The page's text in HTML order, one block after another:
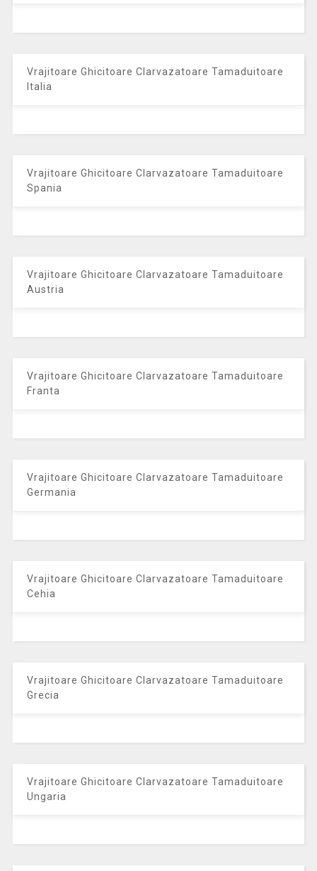
Vrajitoare Ghicitoare Clarvazatoare Tamaduitoare
Italia
Vrajitoare Ghicitoare Clarvazatoare Tamaduitoare
Spania
Vrajitoare Ghicitoare Clarvazatoare Tamaduitoare
Austria
Vrajitoare Ghicitoare Clarvazatoare Tamaduitoare
Franta
Vrajitoare Ghicitoare Clarvazatoare Tamaduitoare
Germania
Vrajitoare Ghicitoare Clarvazatoare Tamaduitoare
Cehia
Vrajitoare Ghicitoare Clarvazatoare Tamaduitoare
Grecia
Vrajitoare Ghicitoare Clarvazatoare Tamaduitoare
Ungaria